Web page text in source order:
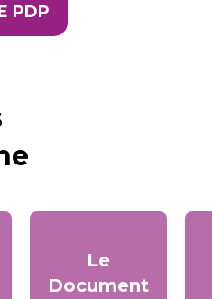
PDP
Le
Document